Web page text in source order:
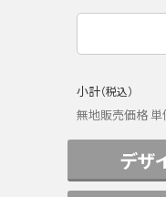
小計（税込）
無地販売価格 単
デザ